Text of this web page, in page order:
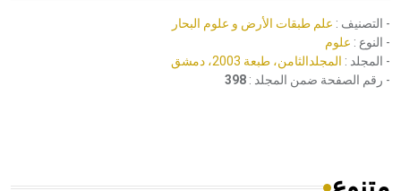
- التصنيف : علم طبقات الأرض و علوم البحار
- النوع : علوم
- المجلد : المجلدالثامن، طبعة 2003، دمشق
- رقم الصفحة ضمن المجلد : 398